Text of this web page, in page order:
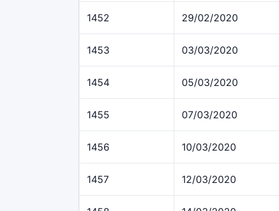
1452 29/02/2020
1453 03/03/2020
1454 05/03/2020
1455 07/03/2020
1456 10/03/2020
1457 12/03/2020